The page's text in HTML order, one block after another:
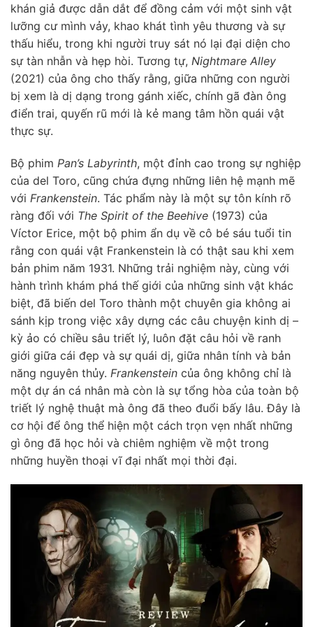
khán giả được dẫn dắt để đồng cảm với một sinh vật
lưỡng cư mình vảy, khao khát tình yêu thương và sự
thấu hiểu, trong khi người truy sát nó lại đại diện cho
sự tàn nhẫn và hẹp hòi. Tương tự, Nightmare Alley
(2021) của ông cho thấy rằng, giữa những con người
bị xem là dị dạng trong gánh xiếc, chính gã đàn ông
điển trai, quyến rũ mới là kẻ mang tâm hồn quái vật
thực sự.
Bộ phim Pan’s Labyrinth, một đỉnh cao trong sự nghiệp
của del Toro, cũng chứa đựng những liên hệ mạnh mẽ
với Frankenstein. Tác phẩm này là một sự tôn kính rõ
ràng đối với The Spirit of the Beehive (1973) của
Víctor Erice, một bộ phim ẩn dụ về cô bé sáu tuổi tin
rằng con quái vật Frankenstein là có thật sau khi xem
bản phim năm 1931. Những trải nghiệm này, cùng với
hành trình khám phá thế giới của những sinh vật khác
biệt, đã biến del Toro thành một chuyên gia không ai
sánh kịp trong việc xây dựng các câu chuyện kinh dị –
kỳ ảo có chiều sâu triết lý, luôn đặt câu hỏi về ranh
giới giữa cái đẹp và sự quái dị, giữa nhân tính và bản
năng nguyên thủy. Frankenstein của ông không chỉ là
một dự án cá nhân mà còn là sự tổng hòa của toàn bộ
triết lý nghệ thuật mà ông đã theo đuổi bấy lâu. Đây là
cơ hội để ông thể hiện một cách trọn vẹn nhất những
gì ông đã học hỏi và chiêm nghiệm về một trong
những huyền thoại vĩ đại nhất mọi thời đại.